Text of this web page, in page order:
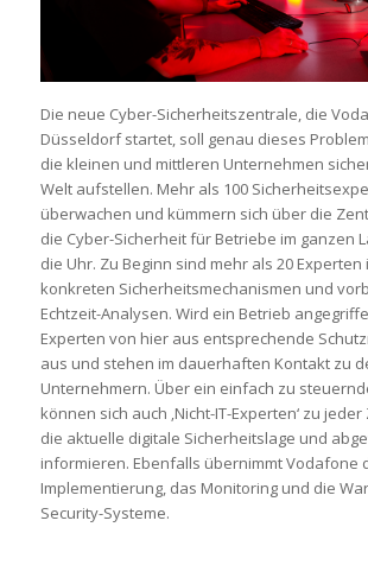
Die neue Cyber-Sicherheitszentrale, die
Düsseldorf startet, soll genau dieses
die kleinen und mittleren Unternehmen
Welt aufstellen. Mehr als 100
überwachen und kümmern sich über die
die Cyber-Sicherheit für Betriebe im ganzen
die Uhr. Zu Beginn sind mehr als 20 Experten
konkreten Sicherheitsmechanismen und
Echtzeit-Analysen. Wird ein Betrieb
Experten von hier aus entsprechende
aus und stehen im dauerhaften Kontakt zu
Unternehmern. Über ein einfach zu
können sich auch ‚Nicht-IT-Experten‘ zu
die aktuelle digitale Sicherheitslage und
informieren. Ebenfalls übernimmt Vodafone
Implementierung, das Monitoring und die
Security-Systeme.